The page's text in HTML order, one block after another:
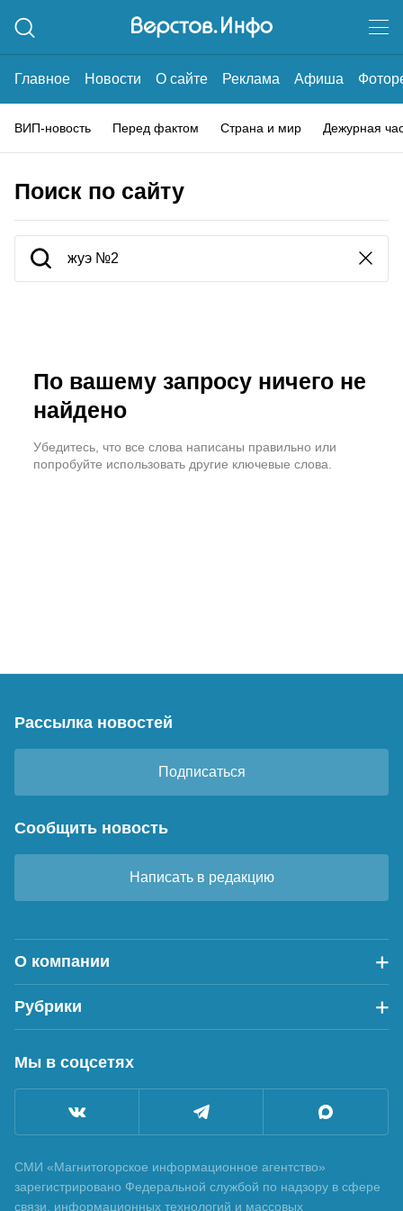
Главное Новости О сайте Реклама Афиша
ВИП-новость Перед фактом Страна и мир Дежурная
Поиск по сайту
По вашему запросу ничего не
найдено
Убедитесь, что все слова написаны правильно или
попробуйте использовать другие ключевые слова.
Рассылка новостей
Подписаться
Сообщить новость
Написать в редакцию
О компании
Рубрики
Мы в соцсетях
СМИ «Магнитогорское информационное агентство»
зарегистрировано Федеральной службой по надзору в сфере
связи, информационных технологий и массовых